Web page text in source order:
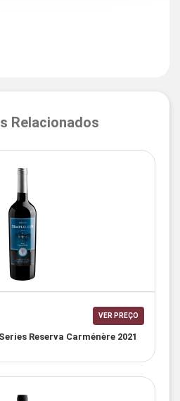
Relacionados
VER PREÇO
Reserva Carménère 2021